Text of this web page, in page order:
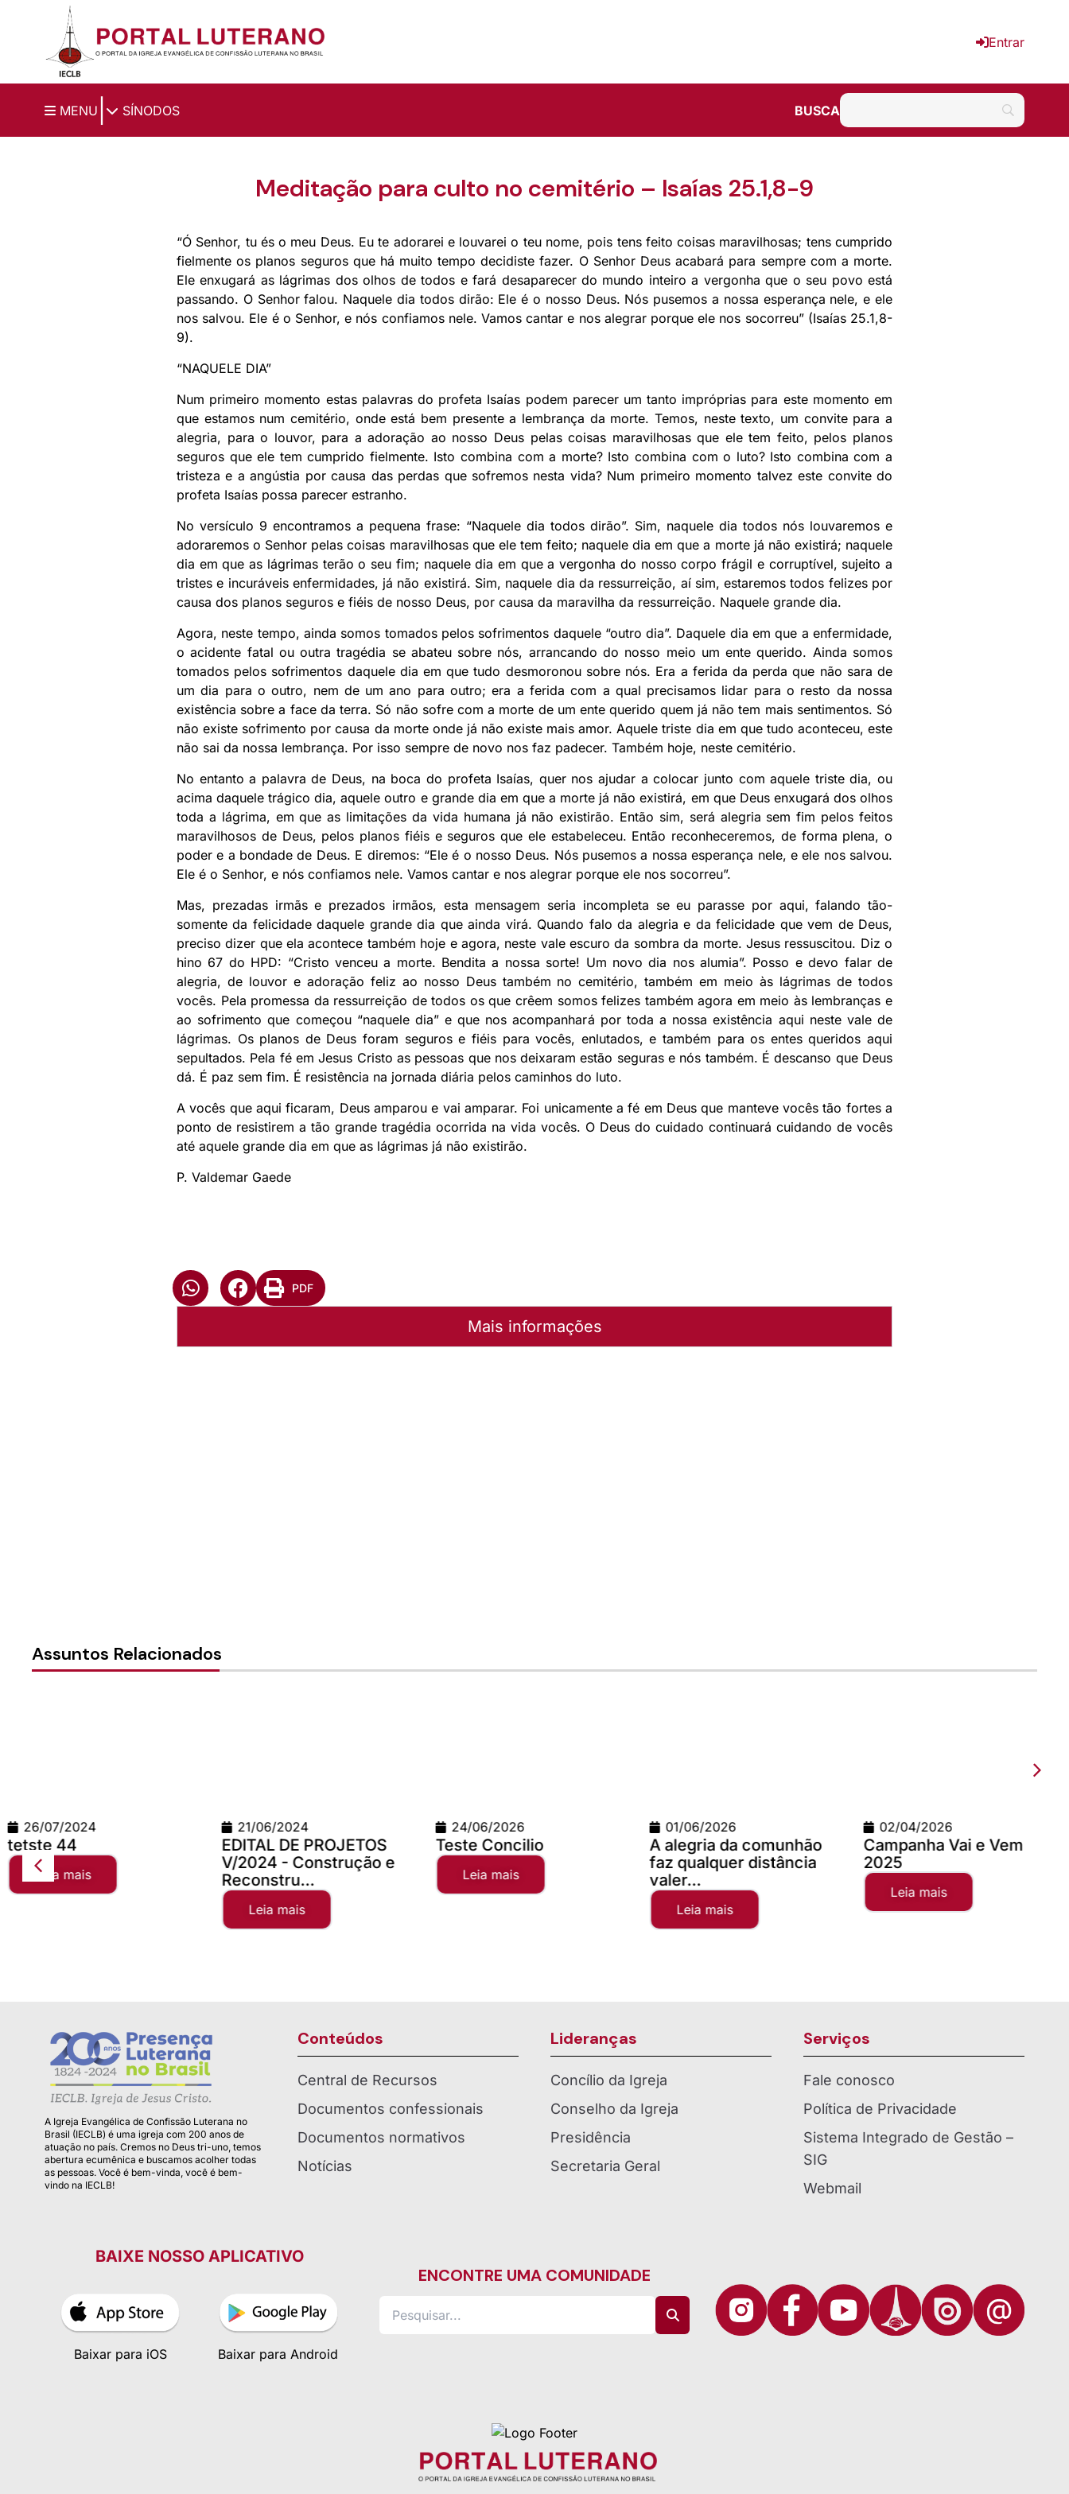
Ir para o conteúdo principal
Entrar
MENU SÍNODOS BUSCA
Meditação para culto no cemitério – Isaías 25.1,8-9
“Ó Senhor, tu és o meu Deus. Eu te adorarei e louvarei o teu nome, pois tens feito coisas maravilhosas; tens cumprido
fielmente os planos seguros que há muito tempo decidiste fazer. O Senhor Deus acabará para sempre com a morte.
Ele enxugará as lágrimas dos olhos de todos e fará desaparecer do mundo inteiro a vergonha que o seu povo está
passando. O Senhor falou. Naquele dia todos dirão: Ele é o nosso Deus. Nós pusemos a nossa esperança nele, e ele
nos salvou. Ele é o Senhor, e nós confiamos nele. Vamos cantar e nos alegrar porque ele nos socorreu” (Isaías 25.1,8-
9).
“NAQUELE DIA”
Num primeiro momento estas palavras do profeta Isaías podem parecer um tanto impróprias para este momento em
que estamos num cemitério, onde está bem presente a lembrança da morte. Temos, neste texto, um convite para a
alegria, para o louvor, para a adoração ao nosso Deus pelas coisas maravilhosas que ele tem feito, pelos planos
seguros que ele tem cumprido fielmente. Isto combina com a morte? Isto combina com o luto? Isto combina com a
tristeza e a angústia por causa das perdas que sofremos nesta vida? Num primeiro momento talvez este convite do
profeta Isaías possa parecer estranho.
No versículo 9 encontramos a pequena frase: “Naquele dia todos dirão”. Sim, naquele dia todos nós louvaremos e
adoraremos o Senhor pelas coisas maravilhosas que ele tem feito; naquele dia em que a morte já não existirá; naquele
dia em que as lágrimas terão o seu fim; naquele dia em que a vergonha do nosso corpo frágil e corruptível, sujeito a
tristes e incuráveis enfermidades, já não existirá. Sim, naquele dia da ressurreição, aí sim, estaremos todos felizes por
causa dos planos seguros e fiéis de nosso Deus, por causa da maravilha da ressurreição. Naquele grande dia.
Agora, neste tempo, ainda somos tomados pelos sofrimentos daquele “outro dia”. Daquele dia em que a enfermidade,
o acidente fatal ou outra tragédia se abateu sobre nós, arrancando do nosso meio um ente querido. Ainda somos
tomados pelos sofrimentos daquele dia em que tudo desmoronou sobre nós. Era a ferida da perda que não sara de
um dia para o outro, nem de um ano para outro; era a ferida com a qual precisamos lidar para o resto da nossa
existência sobre a face da terra. Só não sofre com a morte de um ente querido quem já não tem mais sentimentos. Só
não existe sofrimento por causa da morte onde já não existe mais amor. Aquele triste dia em que tudo aconteceu, este
não sai da nossa lembrança. Por isso sempre de novo nos faz padecer. Também hoje, neste cemitério.
No entanto a palavra de Deus, na boca do profeta Isaías, quer nos ajudar a colocar junto com aquele triste dia, ou
acima daquele trágico dia, aquele outro e grande dia em que a morte já não existirá, em que Deus enxugará dos olhos
toda a lágrima, em que as limitações da vida humana já não existirão. Então sim, será alegria sem fim pelos feitos
maravilhosos de Deus, pelos planos fiéis e seguros que ele estabeleceu. Então reconheceremos, de forma plena, o
poder e a bondade de Deus. E diremos: “Ele é o nosso Deus. Nós pusemos a nossa esperança nele, e ele nos salvou.
Ele é o Senhor, e nós confiamos nele. Vamos cantar e nos alegrar porque ele nos socorreu”.
Mas, prezadas irmãs e prezados irmãos, esta mensagem seria incompleta se eu parasse por aqui, falando tão-
somente da felicidade daquele grande dia que ainda virá. Quando falo da alegria e da felicidade que vem de Deus,
preciso dizer que ela acontece também hoje e agora, neste vale escuro da sombra da morte. Jesus ressuscitou. Diz o
hino 67 do HPD: “Cristo venceu a morte. Bendita a nossa sorte! Um novo dia nos alumia”. Posso e devo falar de
alegria, de louvor e adoração feliz ao nosso Deus também no cemitério, também em meio às lágrimas de todos
vocês. Pela promessa da ressurreição de todos os que crêem somos felizes também agora em meio às lembranças e
ao sofrimento que começou “naquele dia” e que nos acompanhará por toda a nossa existência aqui neste vale de
lágrimas. Os planos de Deus foram seguros e fiéis para vocês, enlutados, e também para os entes queridos aqui
sepultados. Pela fé em Jesus Cristo as pessoas que nos deixaram estão seguras e nós também. É descanso que Deus
dá. É paz sem fim. É resistência na jornada diária pelos caminhos do luto.
A vocês que aqui ficaram, Deus amparou e vai amparar. Foi unicamente a fé em Deus que manteve vocês tão fortes a
ponto de resistirem a tão grande tragédia ocorrida na vida vocês. O Deus do cuidado continuará cuidando de vocês
até aquele grande dia em que as lágrimas já não existirão.
P. Valdemar Gaede
PDF
Mais informações
Assuntos Relacionados
21/06/2024
EDITAL DE PROJETOS
V/2024 - Construção e
Reconstru...
24/06/2026
Teste Concilio
Leia mais
01/06/2026
A alegria da comunhão
faz qualquer distância
valer...
02/04/2026
Campanha Vai e Vem
2025
Leia mais
09/03/2026
Teste com imagem 1200
x 900
Leia mais
A Igreja Evangélica de Confissão Luterana no
Brasil (IECLB) é uma igreja com 200 anos de
atuação no país. Cremos no Deus tri-uno, temos
abertura ecumênica e buscamos acolher todas
as pessoas. Você é bem-vinda, você é bem-
vindo na IECLB!
Conteúdos
Central de Recursos
Documentos confessionais
Documentos normativos
Notícias
Lideranças
Concílio da Igreja
Conselho da Igreja
Presidência
Secretaria Geral
Serviços
Fale conosco
Política de Privacidade
Sistema Integrado de Gestão –
SIG
Webmail
BAIXE NOSSO APLICATIVO
Baixar para iOS Baixar para Android
ENCONTRE UMA COMUNIDADE